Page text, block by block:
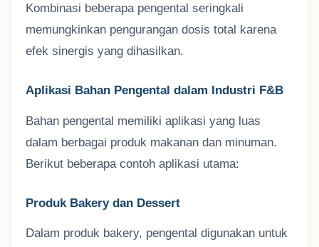
Kombinasi beberapa pengental seringkali
memungkinkan pengurangan dosis total karena
efek sinergis yang dihasilkan.
Aplikasi Bahan Pengental dalam Industri F&B
Bahan pengental memiliki aplikasi yang luas
dalam berbagai produk makanan dan minuman.
Berikut beberapa contoh aplikasi utama:
Produk Bakery dan Dessert
Dalam produk bakery, pengental digunakan untuk